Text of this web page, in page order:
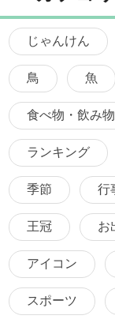
じゃんけん
鳥 魚
食べ物・飲み物
ランキング
季節 行
王冠 お
アイコン
スポーツ